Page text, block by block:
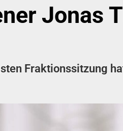
Jonas
Fraktionssitzung